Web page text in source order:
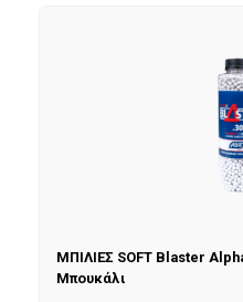
ΜΠΙΛΙΕΣ SOFT Blaster
Μπουκάλι